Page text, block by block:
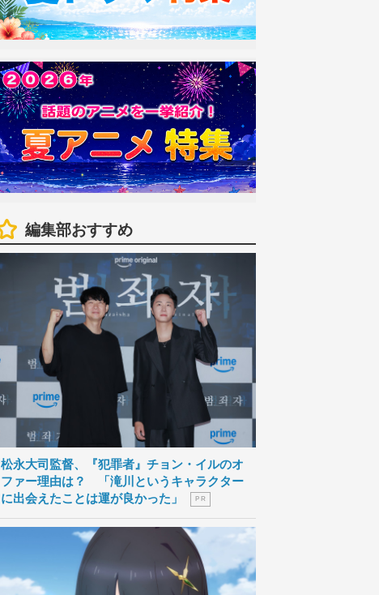
編集部おすすめ
松永大司監督、『犯罪者』チョン・イルのオ
ファー理由は？ 「滝川というキャラクター
に出会えたことは運が良かった」
P R